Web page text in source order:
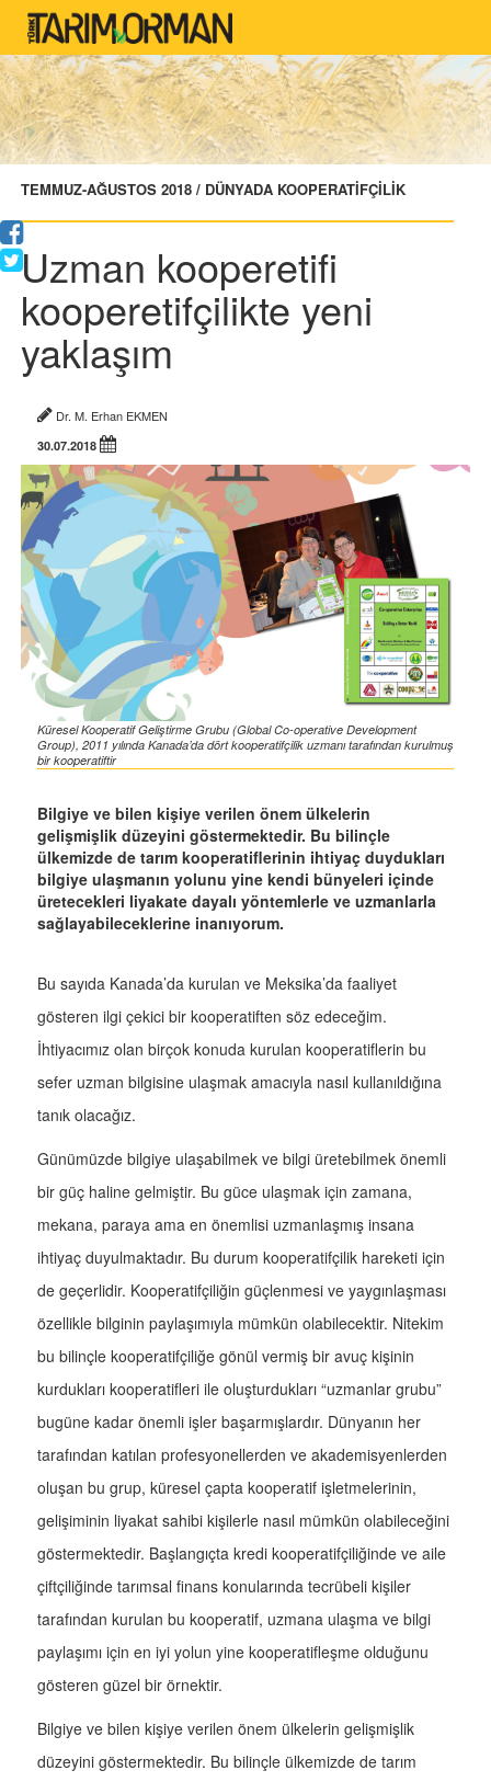
TEMMUZ-AĞUSTOS 2018 / DÜNYADA KOOPERATİFÇİLİK
Uzman kooperetifi
kooperetifçilikte yeni
yaklaşım
Dr. M. Erhan EKMEN
30.07.2018
Küresel Kooperatif Geliştirme Grubu (Global Co-operative Development
Group), 2011 yılında Kanada’da dört kooperatifçilik uzmanı tarafından kurulmuş
bir kooperatiftir
Bilgiye ve bilen kişiye verilen önem ülkelerin
gelişmişlik düzeyini göstermektedir. Bu bilinçle
ülkemizde de tarım kooperatiflerinin ihtiyaç duydukları
bilgiye ulaşmanın yolunu yine kendi bünyeleri içinde
üretecekleri liyakate dayalı yöntemlerle ve uzmanlarla
sağlayabileceklerine inanıyorum.
Bu sayıda Kanada’da kurulan ve Meksika’da faaliyet
gösteren ilgi çekici bir kooperatiften söz edeceğim.
İhtiyacımız olan birçok konuda kurulan kooperatiflerin bu
sefer uzman bilgisine ulaşmak amacıyla nasıl kullanıldığına
tanık olacağız.
Günümüzde bilgiye ulaşabilmek ve bilgi üretebilmek önemli
bir güç haline gelmiştir. Bu güce ulaşmak için zamana,
mekana, paraya ama en önemlisi uzmanlaşmış insana
ihtiyaç duyulmaktadır. Bu durum kooperatifçilik hareketi için
de geçerlidir. Kooperatifçiliğin güçlenmesi ve yaygınlaşması
özellikle bilginin paylaşımıyla mümkün olabilecektir. Nitekim
bu bilinçle kooperatifçiliğe gönül vermiş bir avuç kişinin
kurdukları kooperatifleri ile oluşturdukları “uzmanlar grubu”
bugüne kadar önemli işler başarmışlardır. Dünyanın her
tarafından katılan profesyonellerden ve akademisyenlerden
oluşan bu grup, küresel çapta kooperatif işletmelerinin,
gelişiminin liyakat sahibi kişilerle nasıl mümkün olabileceğini
göstermektedir. Başlangıçta kredi kooperatifçiliğinde ve aile
çiftçiliğinde tarımsal finans konularında tecrübeli kişiler
tarafından kurulan bu kooperatif, uzmana ulaşma ve bilgi
paylaşımı için en iyi yolun yine kooperatifleşme olduğunu
gösteren güzel bir örnektir.
Bilgiye ve bilen kişiye verilen önem ülkelerin gelişmişlik
düzeyini göstermektedir. Bu bilinçle ülkemizde de tarım